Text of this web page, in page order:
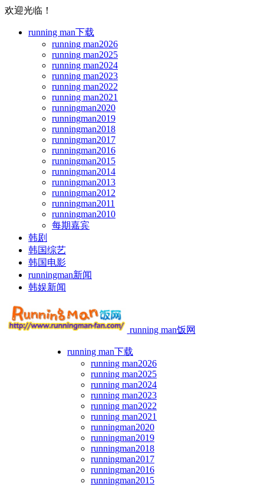
欢迎光临！
running man下载
running man2026
running man2025
running man2024
running man2023
running man2022
running man2021
runningman2020
runningman2019
runningman2018
runningman2017
runningman2016
runningman2015
runningman2014
runningman2013
runningman2012
runningman2011
runningman2010
每期嘉宾
韩剧
韩国综艺
韩国电影
runningman新闻
韩娱新闻
running man饭网
running man下载
running man2026
running man2025
running man2024
running man2023
running man2022
running man2021
runningman2020
runningman2019
runningman2018
runningman2017
runningman2016
runningman2015